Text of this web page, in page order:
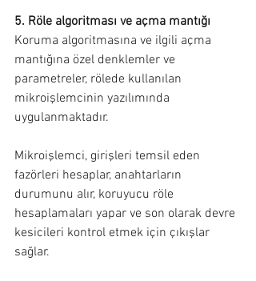
5. Röle algoritması ve açma mantığı
Koruma algoritmasına ve ilgili açma
mantığına özel denklemler ve
parametreler, rölede kullanılan
mikroişlemcinin yazılımında
uygulanmaktadır.
Mikroişlemci, girişleri temsil eden
fazörleri hesaplar, anahtarların
durumunu alır, koruyucu röle
hesaplamaları yapar ve son olarak devre
kesicileri kontrol etmek için çıkışlar
sağlar.